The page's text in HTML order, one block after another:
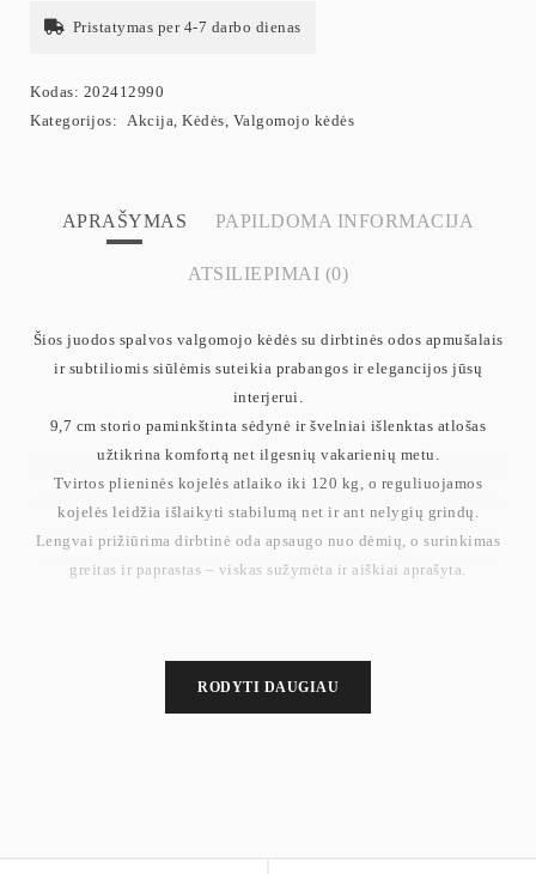
Pristatymas per 4-7 darbo dienas
Kodas: 202412990
Kategorijos:
Akcija Kėdės Valgomojo kėdės
APRAŠYMAS PAPILDOMA INFORMACIJA
ATSILIEPIMAI (0)
Šios juodos spalvos valgomojo kėdės su dirbtinės odos apmušalais
ir subtiliomis siūlėmis suteikia prabangos ir elegancijos jūsų
interjerui.
9,7 cm storio paminkštinta sėdynė ir švelniai išlenktas atlošas
užtikrina komfortą net ilgesnių vakarienių metu.
Tvirtos plieninės kojelės atlaiko iki 120 kg, o reguliuojamos
kojelės leidžia išlaikyti stabilumą net ir ant nelygių grindų.
Lengvai prižiūrima dirbtinė oda apsaugo nuo dėmių, o surinkimas
greitas ir paprastas – viskas sužymėta ir aiškiai aprašyta.
Bendras svoris: 16,4 kg
Maksimali statinė vienos kėdės apkrova: 120 kg
RODYTI DAUGIAU